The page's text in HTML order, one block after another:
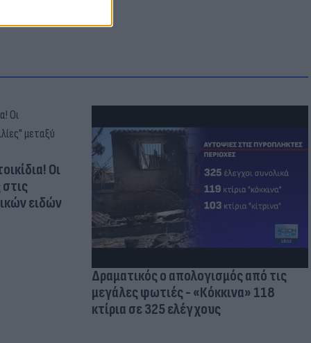
Οι
ειδών
Δραματικός ο απολογισμός από τις
μεγάλες φωτιές - «Κόκκινα» 118
κτίρια σε 325 ελέγχους